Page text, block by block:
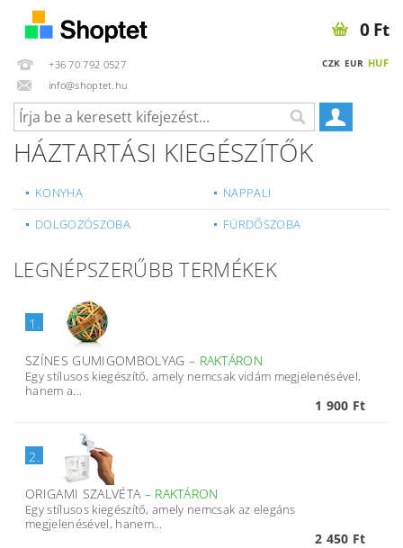
+36 70 792 0527
info@shoptet.hu
CZK EUR HUF
0 Ft
HÁZTARTÁSI KIEGÉSZÍTŐK
KONYHA
NAPPALI
DOLGOZÓSZOBA
FÜRDŐSZOBA
LEGNÉPSZERŰBB TERMÉKEK
1.
SZÍNES GUMIGOMBOLYAG – RAKTÁRON
Egy stílusos kiegészítő, amely nemcsak vidám megjelenésével,
hanem a...
1 900 Ft
2.
ORIGAMI SZALVÉTA – RAKTÁRON
Egy stílusos kiegészítő, amely nemcsak az elegáns
megjelenésével, hanem...
2 450 Ft